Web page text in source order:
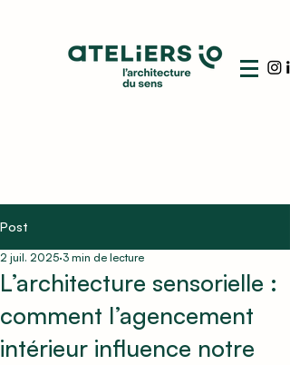
Post
L’architecture sensorielle :
comment l’agencement
intérieur influence notre
2 juil. 2025 3 min de lecture